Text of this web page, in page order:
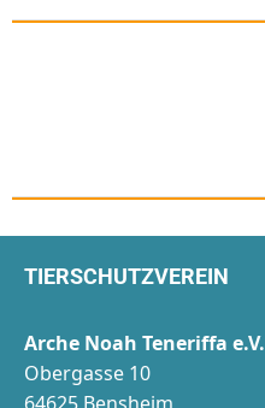
TIERSCHUTZVEREIN
Arche Noah Teneriffa e.V.
Obergasse 10
64625 Bensheim